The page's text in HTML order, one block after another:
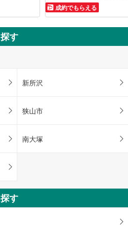
成約でもらえる
す
新所沢
狭山市
南大塚
す